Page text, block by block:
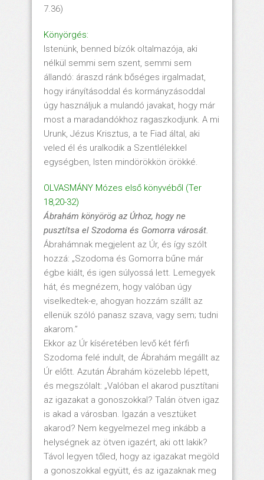
7.36)
Könyörgés:
Istenünk, benned bízók oltalmazója, aki
nélkül semmi sem szent, semmi sem
állandó: áraszd ránk bőséges irgalmadat,
hogy irányításoddal és kormányzásoddal
úgy használjuk a mulandó javakat, hogy már
most a maradandókhoz ragaszkodjunk. A mi
Urunk, Jézus Krisztus, a te Fiad által, aki
veled él és uralkodik a Szentlélekkel
egységben, Isten mindörökkön örökké.
OLVASMÁNY Mózes első könyvéből (Ter
18,20-32)
Ábrahám könyörög az Úrhoz, hogy ne
pusztítsa el Szodoma és Gomorra városát.
Ábrahámnak megjelent az Úr, és így szólt
hozzá: „Szodoma és Gomorra bűne már
égbe kiált, és igen súlyossá lett. Lemegyek
hát, és megnézem, hogy valóban úgy
viselkedtek-e, ahogyan hozzám szállt az
ellenük szóló panasz szava, vagy sem; tudni
akarom.”
Ekkor az Úr kíséretében levő két férfi
Szodoma felé indult, de Ábrahám megállt az
Úr előtt. Azután Ábrahám közelebb lépett,
és megszólalt: „Valóban el akarod pusztítani
az igazakat a gonoszokkal? Talán ötven igaz
is akad a városban. Igazán a vesztüket
akarod? Nem kegyelmezel meg inkább a
helységnek az ötven igazért, aki ott lakik?
Távol legyen tőled, hogy az igazakat megöld
a gonoszokkal együtt, és az igazaknak meg